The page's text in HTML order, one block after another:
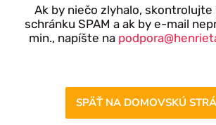
Ak by niečo zlyhalo,
schránku SPAM a ak by e-mail
min., napíšte na
SPÄŤ NA DOMOVSKÚ